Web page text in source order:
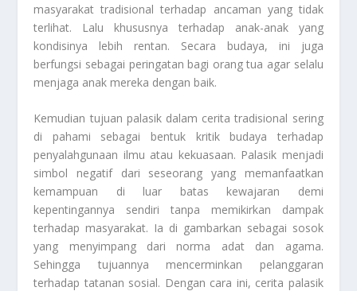
masyarakat tradisional terhadap ancaman yang tidak
terlihat. Lalu khususnya terhadap anak-anak yang
kondisinya lebih rentan. Secara budaya, ini juga
berfungsi sebagai peringatan bagi orang tua agar selalu
menjaga anak mereka dengan baik.
Kemudian tujuan palasik dalam cerita tradisional sering
di pahami sebagai bentuk kritik budaya terhadap
penyalahgunaan ilmu atau kekuasaan. Palasik menjadi
simbol negatif dari seseorang yang memanfaatkan
kemampuan di luar batas kewajaran demi
kepentingannya sendiri tanpa memikirkan dampak
terhadap masyarakat. Ia di gambarkan sebagai sosok
yang menyimpang dari norma adat dan agama.
Sehingga tujuannya mencerminkan pelanggaran
terhadap tatanan sosial. Dengan cara ini, cerita palasik